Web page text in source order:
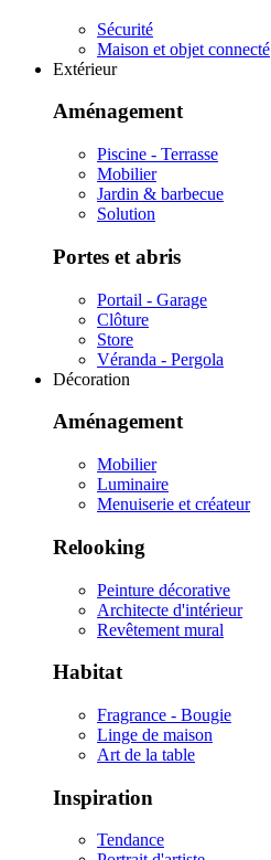
Sécurité
Maison et objet connecté
Extérieur
Aménagement
Piscine - Terrasse
Mobilier
Jardin & barbecue
Solution
Portes et abris
Portail - Garage
Clôture
Store
Véranda - Pergola
Décoration
Aménagement
Mobilier
Luminaire
Menuiserie et créateur
Relooking
Peinture décorative
Architecte d'intérieur
Revêtement mural
Habitat
Fragrance - Bougie
Linge de maison
Art de la table
Inspiration
Tendance